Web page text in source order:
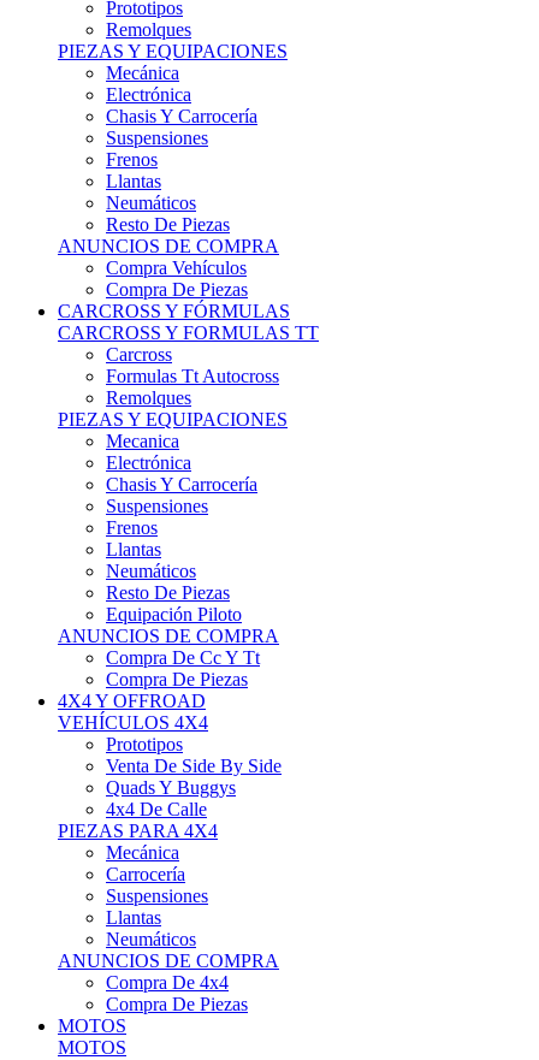
PIEZAS Y EQUIPACIONES
Mecánica
Electrónica
Chasis Y Carrocería
Suspensiones
Frenos
Llantas
Neumáticos
Resto De Piezas
ANUNCIOS DE COMPRA
Compra Vehículos
Compra De Piezas
CARCROSS Y FÓRMULAS
CARCROSS Y FORMULAS TT
Carcross
Formulas Tt Autocross
Remolques
PIEZAS Y EQUIPACIONES
Mecanica
Electrónica
Chasis Y Carrocería
Suspensiones
Frenos
Llantas
Neumáticos
Resto De Piezas
Equipación Piloto
ANUNCIOS DE COMPRA
Compra De Cc Y Tt
Compra De Piezas
4X4 Y OFFROAD
VEHÍCULOS 4X4
Prototipos
Venta De Side By Side
Quads Y Buggys
4x4 De Calle
PIEZAS PARA 4X4
Mecánica
Carrocería
Suspensiones
Llantas
Neumáticos
ANUNCIOS DE COMPRA
Compra De 4x4
Compra De Piezas
MOTOS
MOTOS
Motos De Circuito